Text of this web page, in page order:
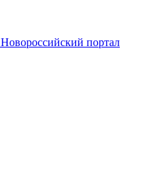
Новороссийский портал